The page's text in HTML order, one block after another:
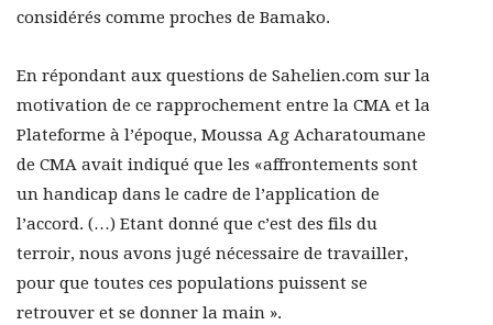
considérés comme proches de Bamako.
En répondant aux questions de Sahelien.com sur la
motivation de ce rapprochement entre la CMA et la
Plateforme à l’époque, Moussa Ag Acharatoumane
de CMA avait indiqué que les «affrontements sont
un handicap dans le cadre de l’application de
l’accord. (…) Etant donné que c’est des fils du
terroir, nous avons jugé nécessaire de travailler,
pour que toutes ces populations puissent se
retrouver et se donner la main ».